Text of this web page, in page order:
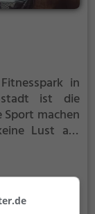
in
ist die
machen
Lust auf
aber an der
findest du